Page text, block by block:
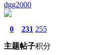
dgg2000
0
主题
231
帖子
255
积分